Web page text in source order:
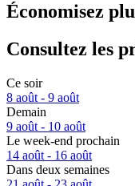
Économisez
Consultez les
Ce soir
8 août - 9 août
Demain
9 août - 10 août
Le week-end prochain
14 août - 16 août
Dans deux semaines